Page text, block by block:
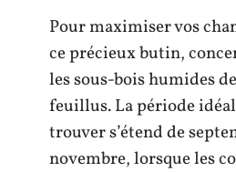
Pour maximiser vos
ce précieux butin,
les sous-bois humides
feuillus. La période
trouver s’étend de
novembre, lorsque les